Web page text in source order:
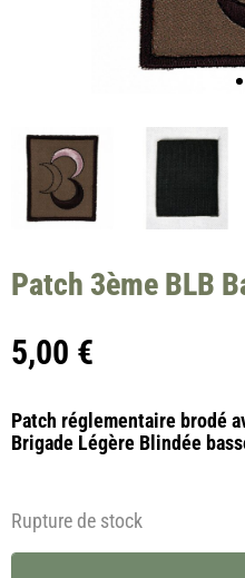
Patch 3ème BLB
5,00 €
Patch réglementaire brodé
Brigade Légère Blindée
Rupture de stock